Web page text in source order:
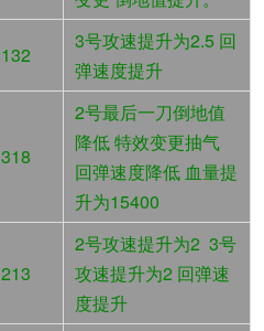
132
3号攻速提升为2.5 回
弹速度提升
318
2号最后一刀倒地值
降低 特效变更抽气
回弹速度降低 血量提
升为15400
213
2号攻速提升为2 3号
攻速提升为2 回弹速
度提升